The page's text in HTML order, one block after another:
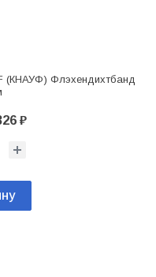
(КНАУФ) Флэхендихтбанд
₽